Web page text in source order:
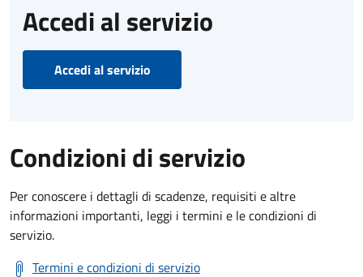
Accedi al servizio
Accedi al servizio
Condizioni di servizio
Per conoscere i dettagli di scadenze, requisiti e altre
informazioni importanti, leggi i termini e le condizioni di
servizio.
Termini e condizioni di servizio